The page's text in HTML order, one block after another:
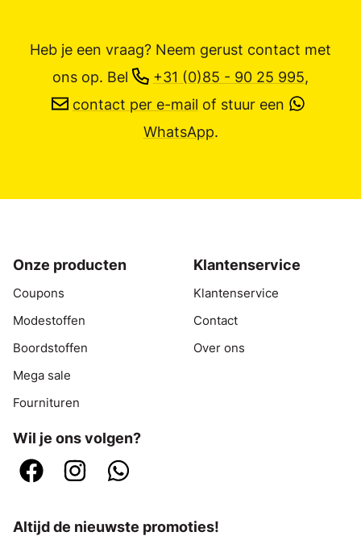
Heb je een vraag? Neem gerust contact met
ons op. Bel +31 (0)85 - 90 25 995,
contact per e-mail of stuur een
WhatsApp.
Onze producten
Coupons
Modestoffen
Boordstoffen
Mega sale
Fournituren
Klantenservice
Klantenservice
Contact
Over ons
Wil je ons volgen?
Altijd de nieuwste promoties!